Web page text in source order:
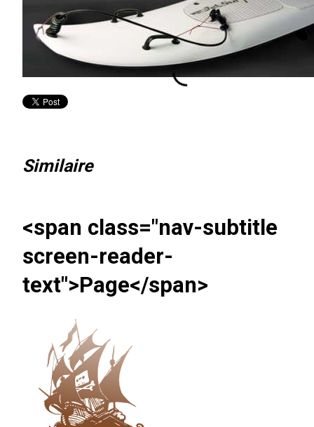
Similaire
<span class="nav-subtitle
screen-reader-
text">Page</span>